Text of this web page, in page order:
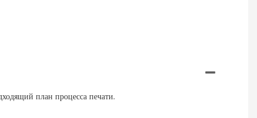
план процесса печати.